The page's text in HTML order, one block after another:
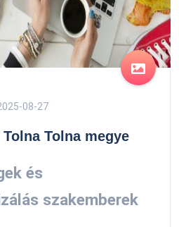
08-27
Tolna megye
és
szakemberek